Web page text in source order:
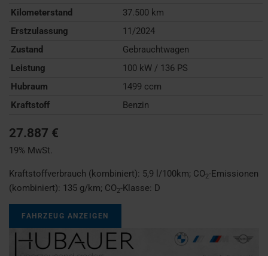
Kilometerstand
37.500 km
Erstzulassung
11/2024
Zustand
Gebrauchtwagen
Leistung
100 kW / 136 PS
Hubraum
1499 ccm
Kraftstoff
Benzin
27.887 €
19% MwSt.
Kraftstoffverbrauch (kombiniert): 5,9 l/100km; CO2-Emissionen
(kombiniert): 135 g/km; CO2-Klasse: D
FAHRZEUG ANZEIGEN